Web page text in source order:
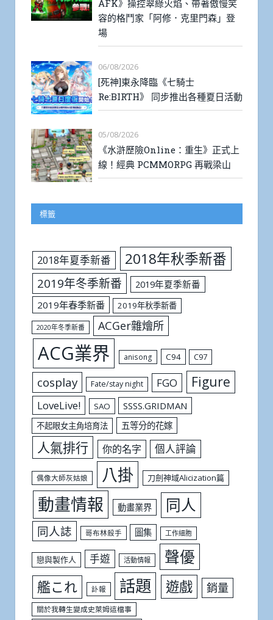
AFK》操控翠綠火焰、帶著傲慢笑
容的格鬥家「阿修．克里門森」登
場
06/08/2026
[死神]東永降臨《七騎士
Re:BIRTH》 同步推出各種夏日活動
05/08/2026
《水滸歷險Online：重生》正式上
線！經典 PCMMORPG 再戰梁山
標籤
2018年夏季新番 2018年秋季新番
2019年冬季新番
2019年夏季新番
2019年春季新番
2019年秋季新番
2020年冬季新番 ACGer雜燴所
ACG業界 anisong C94 C97
cosplay Fate/stay night FGO Figure
LoveLive! SAO SSSS.GRIDMAN
不起眼女主角培育法 五等分的花嫁
人氣排行 你的名字 個人評論
偶像大師灰姑娘 八掛 刀劍神域Alicization篇
動畫情報 動畫業界 同人
同人誌 哥布林殺手 圖集 工作細胞
戀與製作人 手遊 活動情報 聲優
艦これ 訃報 話題 遊戲 銷量
關於我轉生變成史萊姆這檔事